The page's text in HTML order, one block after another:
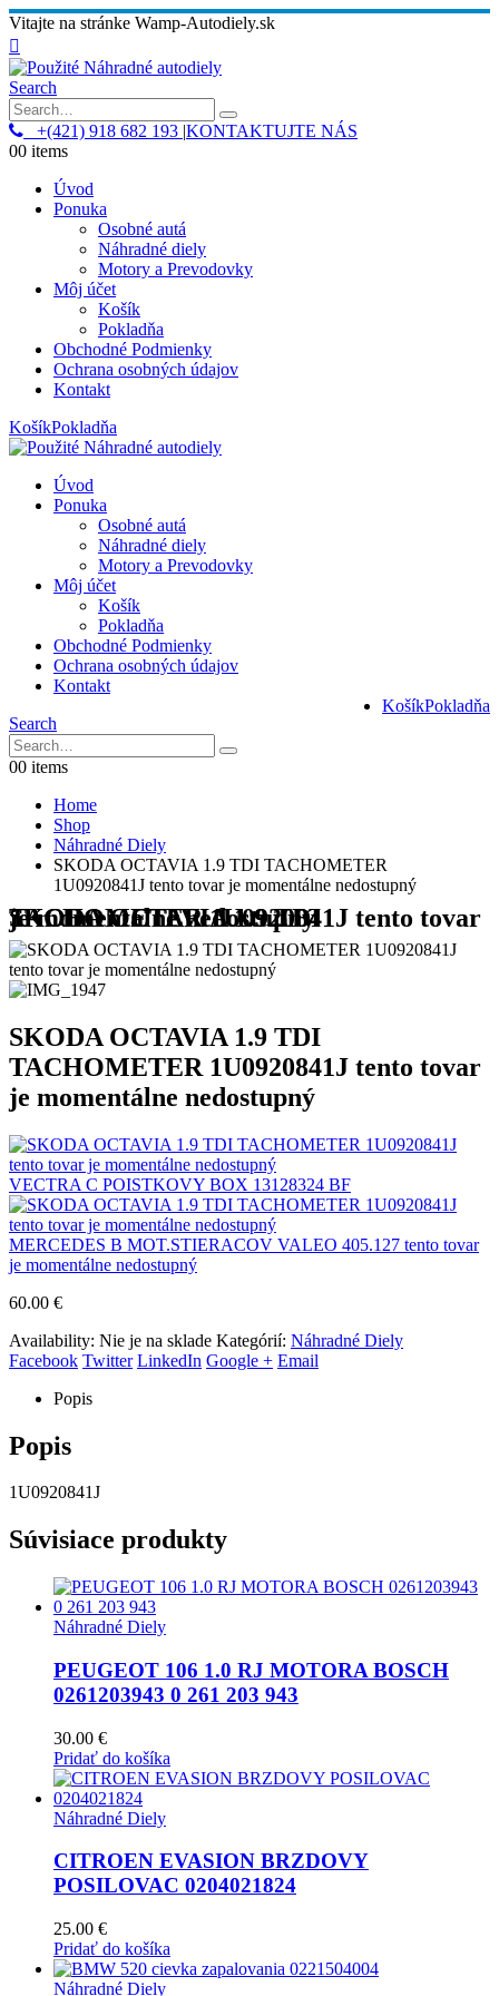
Vitajte na stránke Wamp-Autodiely.sk
Search
+(421) 918 682 193 |KONTAKTUJTE NÁS
00 items
Úvod
Ponuka
Osobné autá
Náhradné diely
Motory a Prevodovky
Môj účet
Košík
Pokladňa
Obchodné Podmienky
Ochrana osobných údajov
Kontakt
KošíkPokladňa
Úvod
Ponuka
Osobné autá
Náhradné diely
Motory a Prevodovky
Môj účet
Košík
Pokladňa
Obchodné Podmienky
Ochrana osobných údajov
Kontakt
KošíkPokladňa
Search
00 items
Home
Shop
Náhradné Diely
SKODA OCTAVIA 1.9 TDI TACHOMETER
1U0920841J tento tovar je momentálne nedostupný
SKODA OCTAVIA 1.9 TDI TACHOMETER 1U0920841J tento tovar je momentálne nedostupný
SKODA OCTAVIA 1.9 TDI
TACHOMETER 1U0920841J tento tovar
je momentálne nedostupný
VECTRA C POISTKOVY BOX 13128324 BF
MERCEDES B MOT.STIERACOV VALEO 405.127 tento tovar
je momentálne nedostupný
60.00 €
Availability: Nie je na sklade Kategórií: Náhradné Diely
Facebook Twitter LinkedIn Google + Email
Popis
Popis
1U0920841J
Súvisiace produkty
Náhradné Diely
PEUGEOT 106 1.0 RJ MOTORA BOSCH
0261203943 0 261 203 943
30.00 €
Pridať do košíka
Náhradné Diely
CITROEN EVASION BRZDOVY
POSILOVAC 0204021824
25.00 €
Pridať do košíka
Náhradné Diely